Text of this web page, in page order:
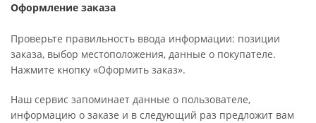
Оформление заказа
Проверьте правильность ввода информации: позиции
заказа, выбор местоположения, данные о покупателе.
Нажмите кнопку «Оформить заказ».
Наш сервис запоминает данные о пользователе,
информацию о заказе и в следующий раз предложит вам